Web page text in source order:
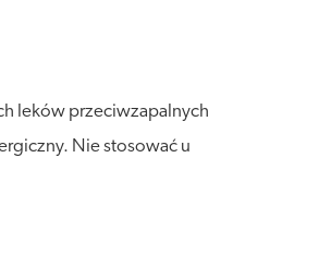
leków przeciwzapalnych
Nie stosować u